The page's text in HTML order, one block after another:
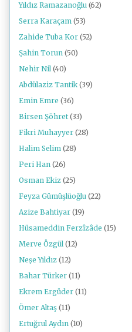
Yıldız Ramazanoğlu (62)
Serra Karaçam (53)
Zahide Tuba Kor (52)
Şahin Torun (50)
Nehir Nil (40)
Abdülaziz Tantik (39)
Emin Emre (36)
Birsen Şöhret (33)
Fikri Muhayyer (28)
Halim Selim (28)
Peri Han (26)
Osman Ekiz (25)
Feyza Gümüşlüoğlu (22)
Azize Bahtiyar (19)
Hüsameddin Ferzîzâde (15)
Merve Özgül (12)
Neşe Yıldız (12)
Bahar Türker (11)
Ekrem Ergüder (11)
Ömer Altaş (11)
Ertuğrul Aydın (10)